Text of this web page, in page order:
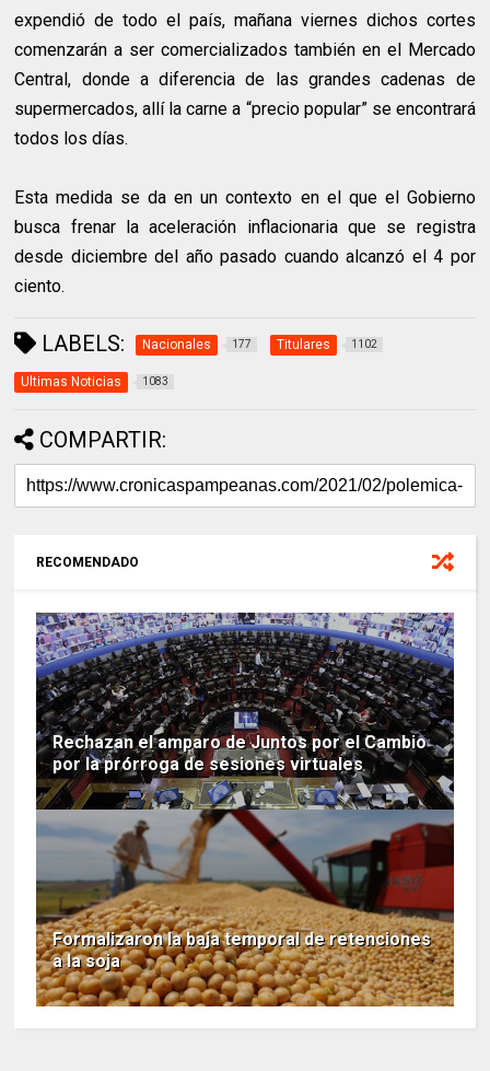
expendió de todo el país, mañana viernes dichos cortes
comenzarán a ser comercializados también en el Mercado
Central, donde a diferencia de las grandes cadenas de
supermercados, allí la carne a “precio popular” se encontrará
todos los días.
Esta medida se da en un contexto en el que el Gobierno
busca frenar la aceleración inflacionaria que se registra
desde diciembre del año pasado cuando alcanzó el 4 por
ciento.
LABELS: Nacionales 177 Titulares 1102
Ultimas Noticias 1083
COMPARTIR:
RECOMENDADO
Rechazan el amparo de Juntos por el Cambio
por la prórroga de sesiones virtuales
Formalizaron la baja temporal de retenciones
a la soja